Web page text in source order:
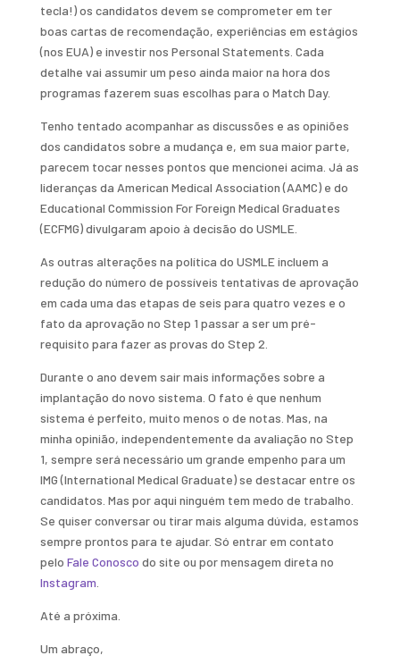
tecla!) os candidatos devem se comprometer em ter
boas cartas de recomendação, experiências em estágios
(nos EUA) e investir nos Personal Statements. Cada
detalhe vai assumir um peso ainda maior na hora dos
programas fazerem suas escolhas para o Match Day.
Tenho tentado acompanhar as discussões e as opiniões
dos candidatos sobre a mudança e, em sua maior parte,
parecem tocar nesses pontos que mencionei acima. Já as
lideranças da American Medical Association (AAMC) e do
Educational Commission For Foreign Medical Graduates
(ECFMG) divulgaram apoio à decisão do USMLE.
As outras alterações na política do USMLE incluem a
redução do número de possíveis tentativas de aprovação
em cada uma das etapas de seis para quatro vezes e o
fato da aprovação no Step 1 passar a ser um pré-
requisito para fazer as provas do Step 2.
Durante o ano devem sair mais informações sobre a
implantação do novo sistema. O fato é que nenhum
sistema é perfeito, muito menos o de notas. Mas, na
minha opinião, independentemente da avaliação no Step
1, sempre será necessário um grande empenho para um
IMG (International Medical Graduate) se destacar entre os
candidatos. Mas por aqui ninguém tem medo de trabalho.
Se quiser conversar ou tirar mais alguma dúvida, estamos
sempre prontos para te ajudar. Só entrar em contato
pelo Fale Conosco do site ou por mensagem direta no
Instagram
Até a próxima.
Um abraço,